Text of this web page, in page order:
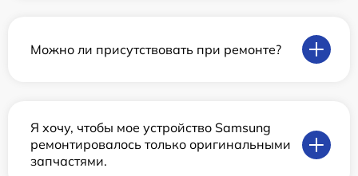
Можно ли присутствовать при ремонте?
Я хочу, чтобы мое устройство Samsung
ремонтировалось только оригинальными
запчастями.